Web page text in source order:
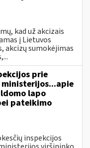
kad už akcizais
į Lietuvos
akcizų sumokėjimas
prie
lapo
pateikimo
inspekcijos